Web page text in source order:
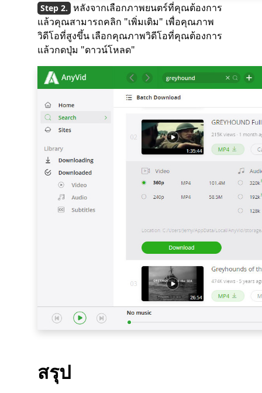
หลังจากเลือกภาพยนตร์ที่คุณต้องการ
แล้วคุณสามารถคลิก "เพิ่มเติม" เพื่อคุณภาพ
วิดีโอที่สูงขึ้น เลือกคุณภาพวิดีโอที่คุณต้องการ
แล้วกดปุ่ม "ดาวน์โหลด"
สรุป